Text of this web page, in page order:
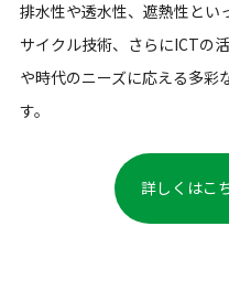
排水性や透水性、遮熱性とい
サイクル技術、さらにICTの
や時代のニーズに応える多彩
す。
詳しくはこ